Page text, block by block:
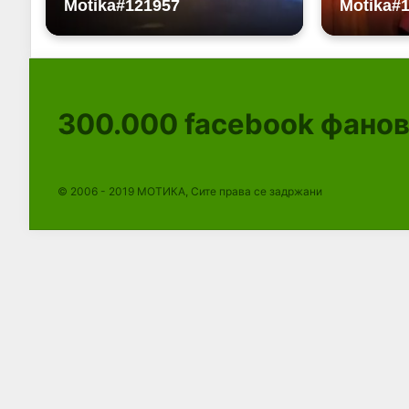
300.000 facebook
© 2006 - 2019 МОТИКА, Сите права се задржани